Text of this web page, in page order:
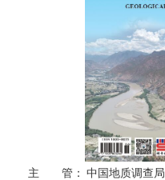
主 管： 中国地质调查局